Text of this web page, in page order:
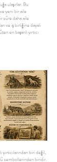
ulaşırlar. Bu
yeni bir aile
süre daha aile
ve iş birliğine dayalı
en başarılı yırtıcı
yırtıcılarından biri değil,
sembollerinden biridir.